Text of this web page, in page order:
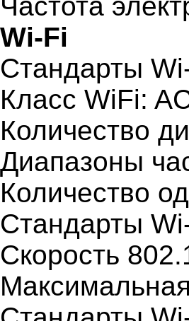
Wi-Fi
Стандарты
Класс WiFi:
Количество
Диапазоны
Количество
Стандарты
Скорость